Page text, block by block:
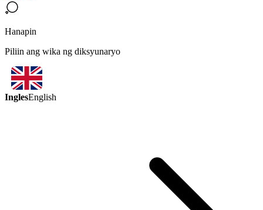
Hanapin
Piliin ang wika ng diksyunaryo
InglesEnglish